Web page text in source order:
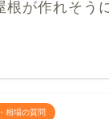
根が作れそう
相場の質問